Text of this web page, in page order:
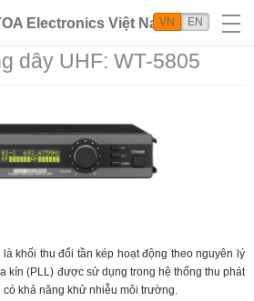
Electronics Việt Nam
VN EN
dây UHF: WT-5805
là khối thu đổi tần kép hoạt động theo nguyên lý
kín (PLL) được sử dụng trong hệ thống thu phát
có khả năng khử nhiễu môi trường.